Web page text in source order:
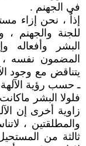
في الجهنم .
إذاٌ ، نحن إزاء
للجنة والجهنم ،
البشر وأفعاله
المضمون نفسه ،
يتناقض مع وجود
ـ حسب رؤية
فلولا البشر
زاوية أخرى إن
والمطلقتين ،
ثالثة من